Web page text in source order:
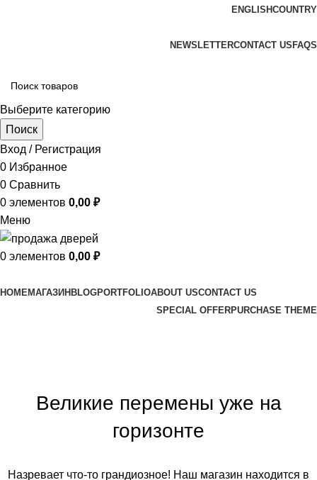
ENGLISHCOUNTRY
NEWSLETTERCONTACT US FAQS
Выберите категорию
Поиск
Вход / Регистрация
0 Избранное
0 Сравнить
0 элементов 0,00 ₽
Меню
0 элементов 0,00 ₽
HOMEМАГАЗИН BLOGPORTFOLIOABOUT USCONTACT US
SPECIAL OFFERPURCHASE THEME
Великие перемены уже на
горизонте
Назревает что-то грандиозное! Наш магазин находится в